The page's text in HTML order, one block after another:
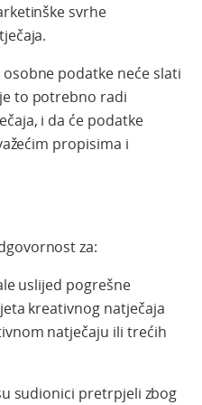
svrhe
podatke neće slati
to potrebno radi
i da će podatke
propisima i
za:
uslijed pogrešne
kreativnog natječaja
natječaju ili trećih
sudionici pretrpjeli zbog